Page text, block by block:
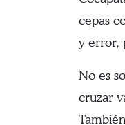
cepas
y error,
No es
cruzar